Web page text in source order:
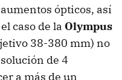
ópticos, así
caso de la Olympus
38-380 mm) no
de 4
a más de un